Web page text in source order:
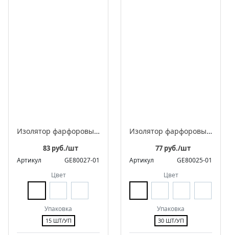
Изолятор фарфоровый квадратный для монтажа витого ретро провода, в комплекте с саморезом
83 руб./шт
Артикул
GE80027-01
Цвет
Упаковка
15 ШТ/УП
Изолятор фарфоровый квадратный для монтажа витого ретро провода
77 руб./шт
Артикул
GE80025-01
Цвет
Упаковка
30 ШТ/УП